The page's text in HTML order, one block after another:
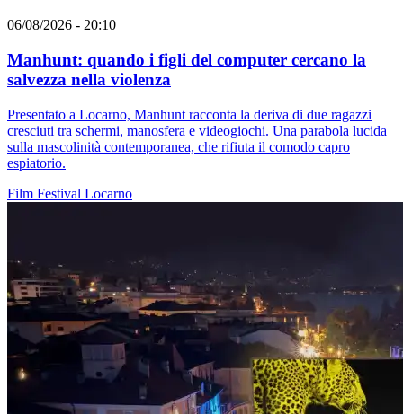
06/08/2026 - 20:10
Manhunt: quando i figli del computer cercano la
salvezza nella violenza
Presentato a Locarno, Manhunt racconta la deriva di due ragazzi
cresciuti tra schermi, manosfera e videogiochi. Una parabola lucida
sulla mascolinità contemporanea, che rifiuta il comodo capro
espiatorio.
Film Festival Locarno